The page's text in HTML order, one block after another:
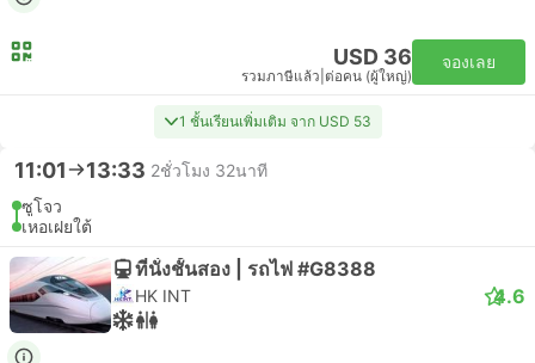
USD 36
รวมภาษีแล้ว ต่อคน (ผู้ใหญ่)
จองเลย
1 ชั้นเรียนเพิ่มเติม จาก USD 53
11:01 13:33 2ชั่วโมง 32นาที
ซูโจว
เหอเฝยใต้
ที่นั่งชั้นสอง | รถไฟ #G8388
HK INT 4.6